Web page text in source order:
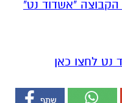
"אשדוד נט"
נט לחצו כאן